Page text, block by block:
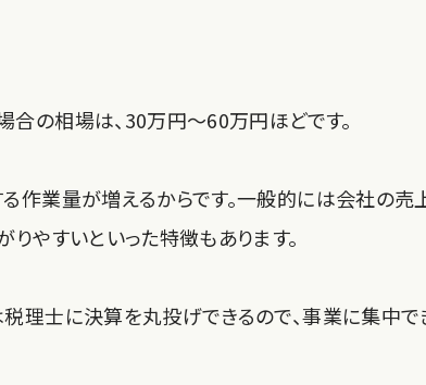
の相場は、30万円～60万円ほどです。
作業量が増えるからです。一般的には会社の売
やすいといった特徴もあります。
理士に決算を丸投げできるので、事業に集中で